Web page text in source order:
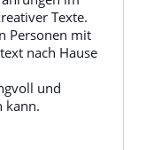
Texte.
Personen mit
nach Hause
und
kann.